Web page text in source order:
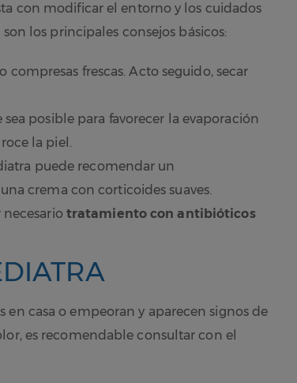
con modificar el entorno y los cuidados
los principales consejos básicos:
frescas. Acto seguido, secar
posible para favorecer la evaporación
la piel.
puede recomendar un
crema con corticoides suaves.
necesario tratamiento con antibióticos
en casa o empeoran y aparecen signos de
es recomendable consultar con el